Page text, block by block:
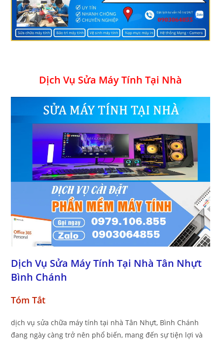
Dịch Vụ Sửa Máy Tính Tại Nhà
Dịch Vụ Sửa Máy Tính Tại Nhà Tân Nhựt
Bình Chánh
Tóm Tắt
dịch vụ sửa chữa máy tính tại nhà Tân Nhựt, Bình Chánh
đang ngày càng trở nên phổ biến, mang đến sự tiện lợi và